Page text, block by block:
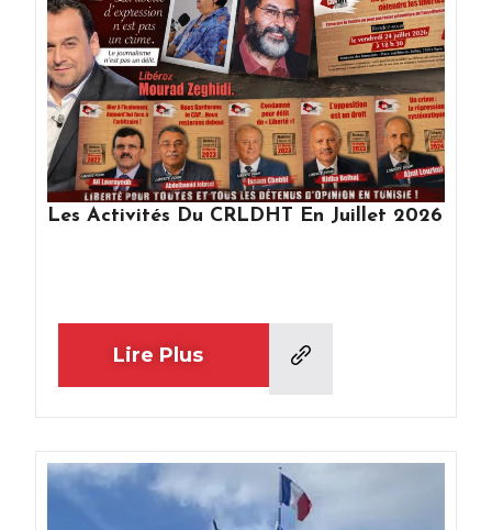
Les Activités Du CRLDHT En Juillet 2026
Lire Plus